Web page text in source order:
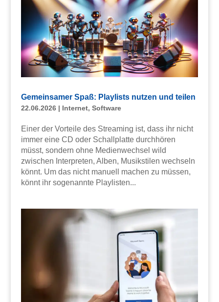
Gemeinsamer Spaß: Playlists nutzen und teilen
22.06.2026| Internet, Software
Einer der Vorteile des Streaming ist, dass ihr nicht
immer eine CD oder Schallplatte durchhören
müsst, sondern ohne Medienwechsel wild
zwischen Interpreten, Alben, Musikstilen wechseln
könnt. Um das nicht manuell machen zu müssen,
könnt ihr sogenannte Playlisten...